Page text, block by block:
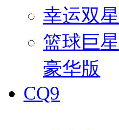
幸运双星
篮球巨星
豪华版
CQ9